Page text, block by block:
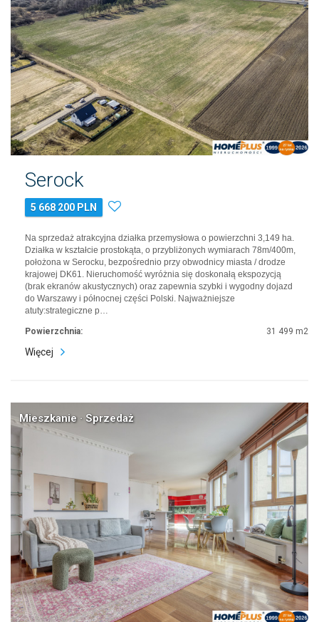
Serock
5 668 200 PLN
Na sprzedaż atrakcyjna działka przemysłowa o powierzchni 3,149 ha.
Działka w kształcie prostokąta, o przybliżonych wymiarach 78m/400m,
położona w Serocku, bezpośrednio przy obwodnicy miasta / drodze
krajowej DK61. Nieruchomość wyróżnia się doskonałą ekspozycją
(brak ekranów akustycznych) oraz zapewnia szybki i wygodny dojazd
do Warszawy i północnej części Polski. Najważniejsze
atuty:strategiczne p…
Powierzchnia: 31 499 m2
Więcej
Mieszkanie · Sprzedaż